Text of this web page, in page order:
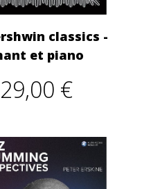
classics -
et piano
29,00 €